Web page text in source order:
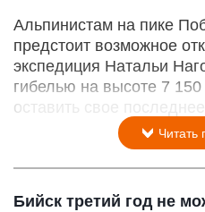
Альпинистам на пике
предстоит возможное
экспедиция Натальи
гибелью на высоте 7
оставить свое
Читать
Бийск третий год не